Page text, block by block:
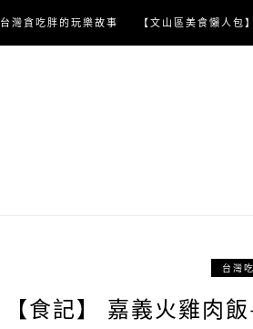
台灣貪吃胖的玩樂故事 【文山區美食懶人包】
台灣
【食記】 嘉義火雞肉